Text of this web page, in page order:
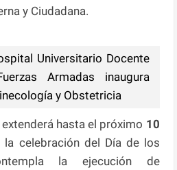
y Ciudadana.
Universitario Docente
Armadas inaugura
y Obstetricia
hasta el próximo 10
celebración del Día de los
la ejecución de